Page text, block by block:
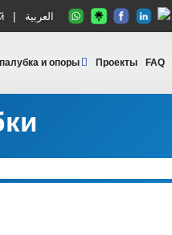
| العربية
и опоры Проекты FAQ